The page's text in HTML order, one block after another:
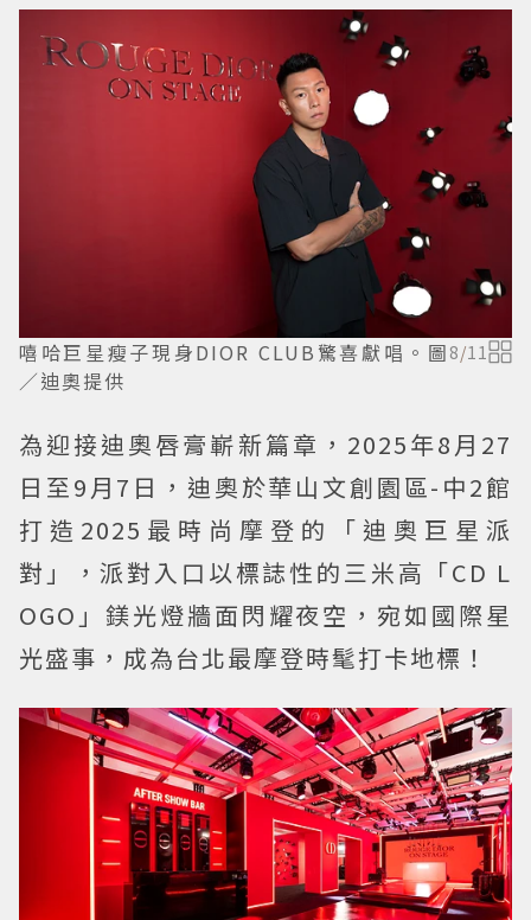
嘻哈巨星瘦子現身DIOR CLUB驚喜獻唱。圖
／迪奧提供
8/11
為迎接迪奧唇膏嶄新篇章，2025年8月27
日至9月7日，迪奧於華山文創園區-中2館
打造2025最時尚摩登的「迪奧巨星派
對」，派對入口以標誌性的三米高「CD L
OGO」鎂光燈牆面閃耀夜空，宛如國際星
光盛事，成為台北最摩登時髦打卡地標！